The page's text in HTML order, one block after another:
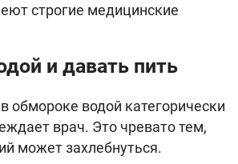
строгие медицинские
и давать пить
обмороке водой категорически
врач. Это чревато тем,
может захлебнуться.